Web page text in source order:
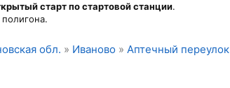
старт по стартовой станции.
обл. » Иваново » Аптечный переулок